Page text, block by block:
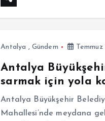
Antalya , Gündem Temmuz
Antalya
sarmak için yola
Antalya Büyükşehir
Mahallesi’nde meydana